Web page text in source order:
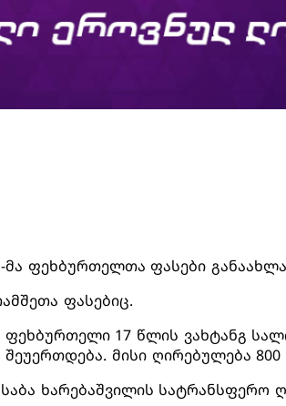
ფეხბურთელთა ფასები
ფასებიც.
ფეხბურთელი 17 წლის ვახტანგ
მისი ღირებულება 800
ხარებაშვილის სატრანსფერო